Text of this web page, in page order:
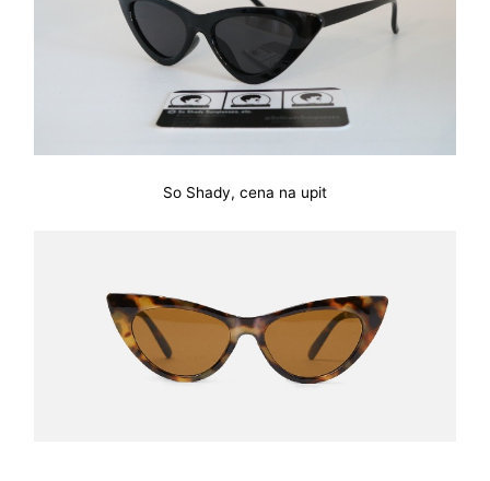
So Shady, cena na upit